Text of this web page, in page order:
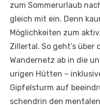
zum Sommerurlaub
gleich mit ein. Denn
Möglichkeiten zum
Zillertal. So geht’s über
Wandernetz ab in die
urigen Hütten –
Gipfelsturm auf
schendrin den